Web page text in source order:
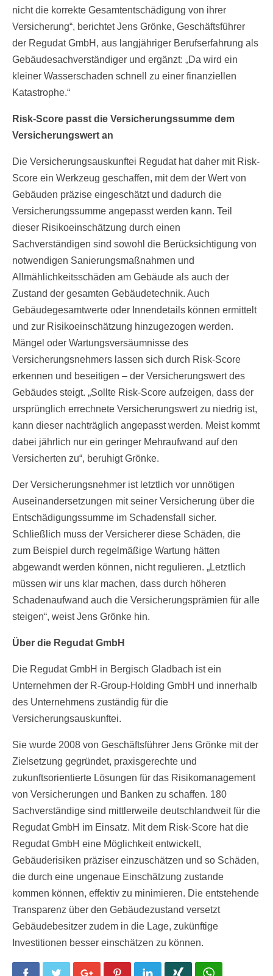
nicht die korrekte Gesamtentschädigung von ihrer
Versicherung“, berichtet Jens Grönke, Geschäftsführer
der Regudat GmbH, aus langjähriger Berufserfahrung als
Gebäudesachverständiger und ergänzt: „Da wird ein
kleiner Wasserschaden schnell zu einer finanziellen
Katastrophe.“
Risk-Score passt die Versicherungssumme dem
Versicherungswert an
Die Versicherungsauskunftei Regudat hat daher mit Risk-
Score ein Werkzeug geschaffen, mit dem der Wert von
Gebäuden präzise eingeschätzt und dadurch die
Versicherungssumme angepasst werden kann. Teil
dieser Risikoeinschätzung durch einen
Sachverständigen sind sowohl die Berücksichtigung von
notwendigen Sanierungsmaßnahmen und
Allmählichkeitsschäden am Gebäude als auch der
Zustand der gesamten Gebäudetechnik. Auch
Gebäudegesamtwerte oder Innendetails können ermittelt
und zur Risikoeinschätzung hinzugezogen werden.
Mängel oder Wartungsversäumnisse des
Versicherungsnehmers lassen sich durch Risk-Score
erkennen und beseitigen – der Versicherungswert des
Gebäudes steigt. „Sollte Risk-Score aufzeigen, dass der
ursprünglich errechnete Versicherungswert zu niedrig ist,
kann dieser nachträglich angepasst werden. Meist kommt
dabei jährlich nur ein geringer Mehraufwand auf den
Versicherten zu“, beruhigt Grönke.
Der Versicherungsnehmer ist letztlich vor unnötigen
Auseinandersetzungen mit seiner Versicherung über die
Entschädigungssumme im Schadensfall sicher.
Schließlich muss der Versicherer diese Schäden, die
zum Beispiel durch regelmäßige Wartung hätten
abgewandt werden können, nicht regulieren. „Letztlich
müssen wir uns klar machen, dass durch höheren
Schadenaufwand auch die Versicherungsprämien für alle
steigen“, weist Jens Grönke hin.
Über die Regudat GmbH
Die Regudat GmbH in Bergisch Gladbach ist ein
Unternehmen der R-Group-Holding GmbH und innerhalb
des Unternehmens zuständig für die
Versicherungsauskunftei.
Sie wurde 2008 von Geschäftsführer Jens Grönke mit der
Zielsetzung gegründet, praxisgerechte und
zukunftsorientierte Lösungen für das Risikomanagement
von Versicherungen und Banken zu schaffen. 180
Sachverständige sind mittlerweile deutschlandweit für die
Regudat GmbH im Einsatz. Mit dem Risk-Score hat die
Regudat GmbH eine Möglichkeit entwickelt,
Gebäuderisiken präziser einzuschätzen und so Schäden,
die durch eine ungenaue Einschätzung zustande
kommen können, effektiv zu minimieren. Die entstehende
Transparenz über den Gebäudezustand versetzt
Gebäudebesitzer zudem in die Lage, zukünftige
Investitionen besser einschätzen zu können.
Facebook Twitter Google+ Pinterest LinkedIn